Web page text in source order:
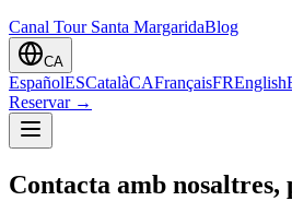
Canal Tour Santa MargaridaBlog
CA
EspañolESCatalàCAFrançaisFREnglish
Reservar→
Contacta amb nosaltres,